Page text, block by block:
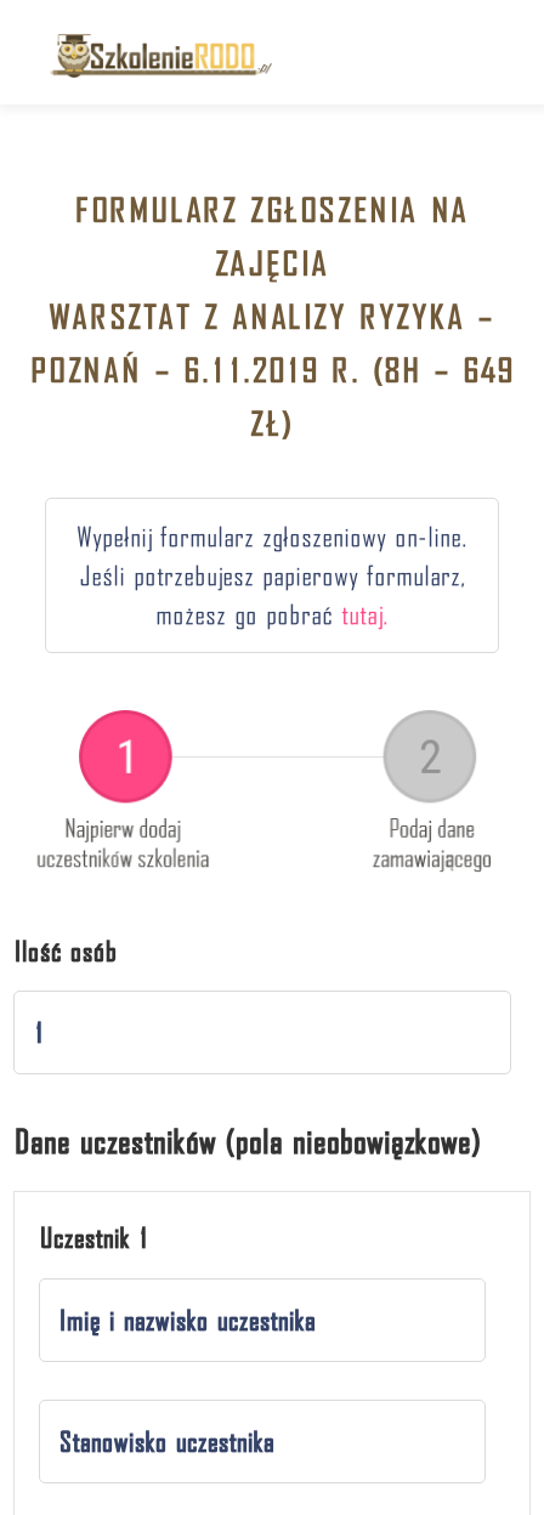
l
a
v
a
t
n
FORMULARZ ZGŁOSZENIA NA
ZAJĘCIA
WARSZTAT Z ANALIZY RYZYKA –
POZNAŃ – 6.11.2019 R. (8H – 649
ZŁ)
Wypełnij formularz zgłoszeniowy on-line.
Jeśli potrzebujesz papierowy formularz,
możesz go pobrać tutaj.
Ilość osób
Dane uczestników (pola nieobowiązkowe)
Uczestnik 1